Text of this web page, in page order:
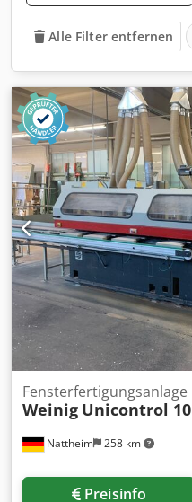
Alle Filter entfernen
Nattheim 258 km
Fensterfertigungsanlage
Weinig Unicontrol 10
Preisinfo